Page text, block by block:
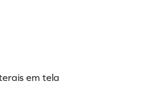
em tela